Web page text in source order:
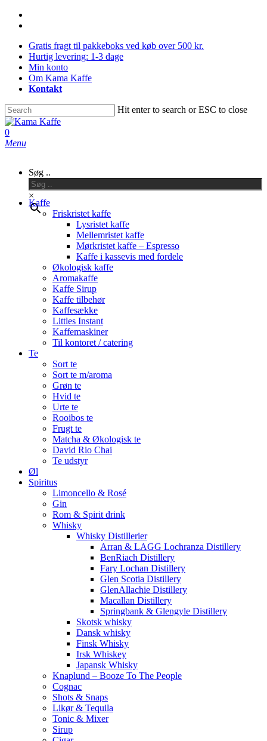
Skip
contentGratis fragt til pakkeboks ved køb over 500 kr.
Hurtig levering: 1-3 dage
Min konto
Om Kama Kaffe
Kontakt
Hit enter to search or ESC to close
Close
Search
0
Menu
Søg ..
×
Kaffe
Friskristet kaffe
Lysristet kaffe
Mellemristet kaffe
Mørkristet kaffe – Espresso
Kaffe i kassevis med fordele
Økologisk kaffe
Aromakaffe
Kaffe Sirup
Kaffe tilbehør
Kaffesække
Littles Instant
Kaffemaskiner
Til kontoret / catering
Te
Sort te
Sort te m/aroma
Grøn te
Hvid te
Urte te
Rooibos te
Frugt te
Matcha & Økologisk te
David Rio Chai
Te udstyr
Øl
Spiritus
Limoncello & Rosé
Gin
Rom & Spirit drink
Whisky
Whisky Distillerier
Arran & LAGG Lochranza Distillery
BenRiach Distillery
Fary Lochan Distillery
Glen Scotia Distillery
GlenAllachie Distillery
Macallan Distillery
Springbank & Glengyle Distillery
Skotsk whisky
Dansk whisky
Finsk Whisky
Irsk Whiskey
Japansk Whisky
Knaplund – Booze To The People
Cognac
Shots & Snaps
Likør & Tequila
Tonic & Mixer
Sirup